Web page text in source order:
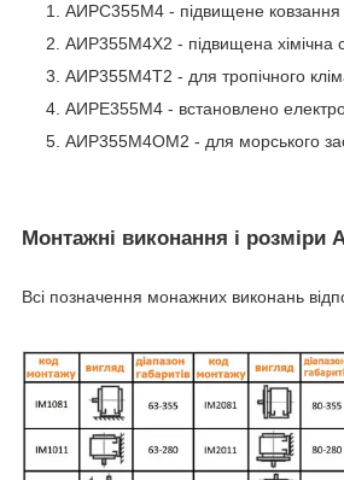
АИРС355М4 - підвищене ковзання
АИР355М4Х2 - підвищена хімічна
АИР355М4Т2 - для тропічного
АИРЕ355М4 - встановлено
АИР355М4ОМ2 - для морського
Монтажні виконання і розміри
Всі позначення монажних виконань